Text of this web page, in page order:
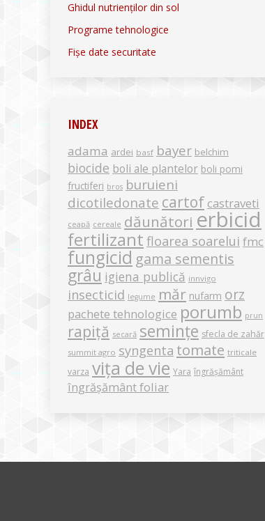
Ghidul nutrienților din sol
Programe tehnologice
Fișe date securitate
INDEX
adama ardei basf bayer belchim
biocide boli ale plantelor boli pomi
fructiferi bros buruieni
dicotiledonate cartof castraveti
ceapă cereale dăunători erbicid
fertilizant floarea soarelui fmc
fungicid gama sementis
grâu igiena publică innvigo
insecticid legume măr nufarm orz
pachete tehnologice porumb prun
rapiță secară semințe sfecla de zahăr
summit agro syngenta tomate triticale
varza vița de vie Yara îngrășământ
îngrășământ foliar